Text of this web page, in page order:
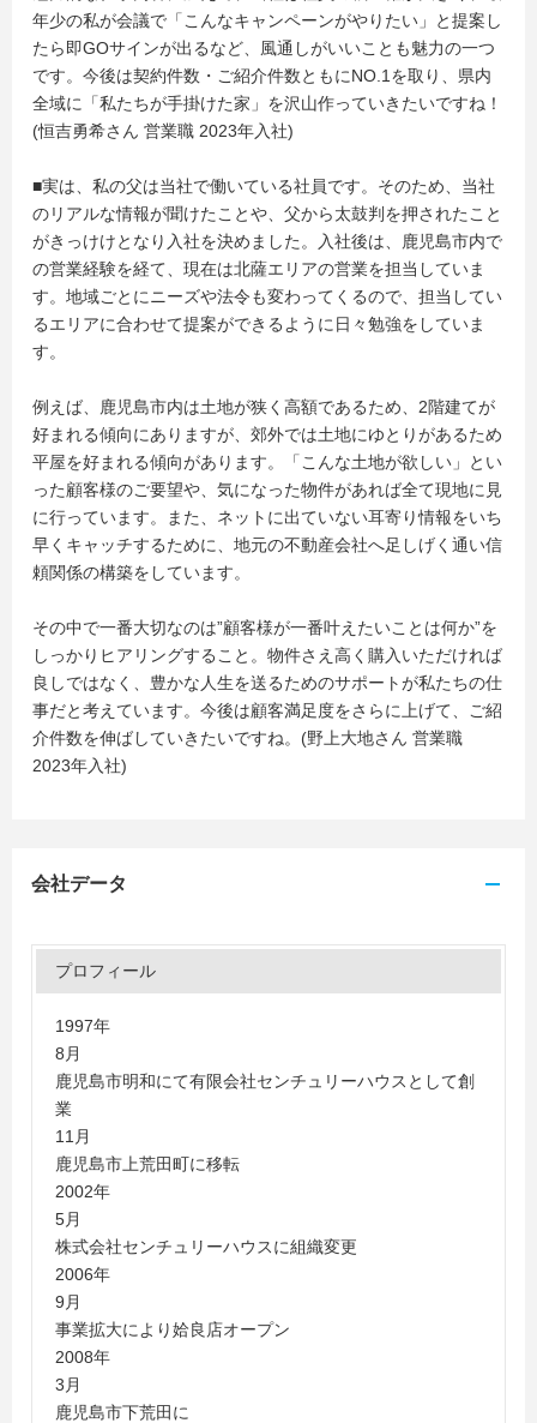
年少の私が会議で「こんなキャンペーンがやりたい」と提案し
たら即GOサインが出るなど、風通しがいいことも魅力の一つ
です。今後は契約件数・ご紹介件数ともにNO.1を取り、県内
全域に「私たちが手掛けた家」を沢山作っていきたいですね！
(恒吉勇希さん 営業職 2023年入社)
■実は、私の父は当社で働いている社員です。そのため、当社
のリアルな情報が聞けたことや、父から太鼓判を押されたこと
がきっけけとなり入社を決めました。入社後は、鹿児島市内で
の営業経験を経て、現在は北薩エリアの営業を担当していま
す。地域ごとにニーズや法令も変わってくるので、担当してい
るエリアに合わせて提案ができるように日々勉強をしていま
す。
例えば、鹿児島市内は土地が狭く高額であるため、2階建てが
好まれる傾向にありますが、郊外では土地にゆとりがあるため
平屋を好まれる傾向があります。「こんな土地が欲しい」とい
った顧客様のご要望や、気になった物件があれば全て現地に見
に行っています。また、ネットに出ていない耳寄り情報をいち
早くキャッチするために、地元の不動産会社へ足しげく通い信
頼関係の構築をしています。
その中で一番大切なのは”顧客様が一番叶えたいことは何か”を
しっかりヒアリングすること。物件さえ高く購入いただければ
良しではなく、豊かな人生を送るためのサポートが私たちの仕
事だと考えています。今後は顧客満足度をさらに上げて、ご紹
介件数を伸ばしていきたいですね。(野上大地さん 営業職
2023年入社)
会社データ
プロフィール
1997年
8月
鹿児島市明和にて有限会社センチュリーハウスとして創
業
11月
鹿児島市上荒田町に移転
2002年
5月
株式会社センチュリーハウスに組織変更
2006年
9月
事業拡大により姶良店オープン
2008年
3月
鹿児島市下荒田に